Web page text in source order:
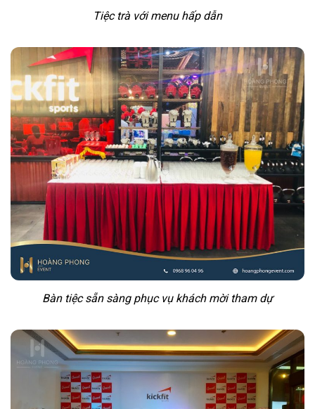
Tiệc trà với menu hấp dẫn
Bàn tiệc sẵn sàng phục vụ khách mời tham dự